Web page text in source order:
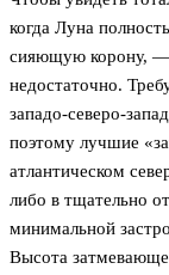
когда Луна
сияющую корону, —
недостаточно.
западо-северо-
поэтому лучшие
атлантическом
либо в тщательно
минимальной
Высота